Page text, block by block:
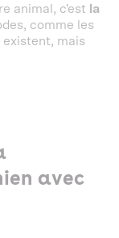
animal, c'est
la
comme les
mais
avec